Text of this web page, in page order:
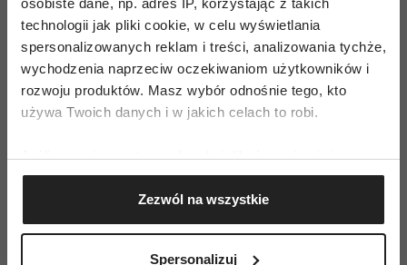
technologii jak pliki cookie, w celu wyświetlania
spersonalizowanych reklam i treści, analizowania tychże,
wychodzenia naprzeciw oczekiwaniom użytkowników i
rozwoju produktów. Masz wybór odnośnie tego, kto
używa Twoich danych i w jakich celach to robi.
Jeśli wyrazisz na to zgodę, chcielibyśmy również:
Gromadzić dane dotyczące Twojej lokalizacji
geograficznej z dokładnością nawet do kilku metrów
Identyfikować Twoje urządzenie, aktywnie
Zezwól na wszystkie
Spersonalizuj
o „nowym”. Zaczyna się więc wzajemne
podpytywanie i – warto mieć tego świadomość –
przekazywanie informacji o nowym pracowniku.
W zespole często jest tzw. zwiadowca, który
potrafi zadać wprost, nawet krępujące pytanie
X jest trudnym szefem? Faktycznie tak marnie
płacą w konkurencji?